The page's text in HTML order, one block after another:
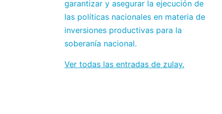
garantizar y asegurar la ejecución de
las políticas nacionales en materia de
inversiones productivas para la
soberanía nacional.
Ver todas las entradas de zulay.